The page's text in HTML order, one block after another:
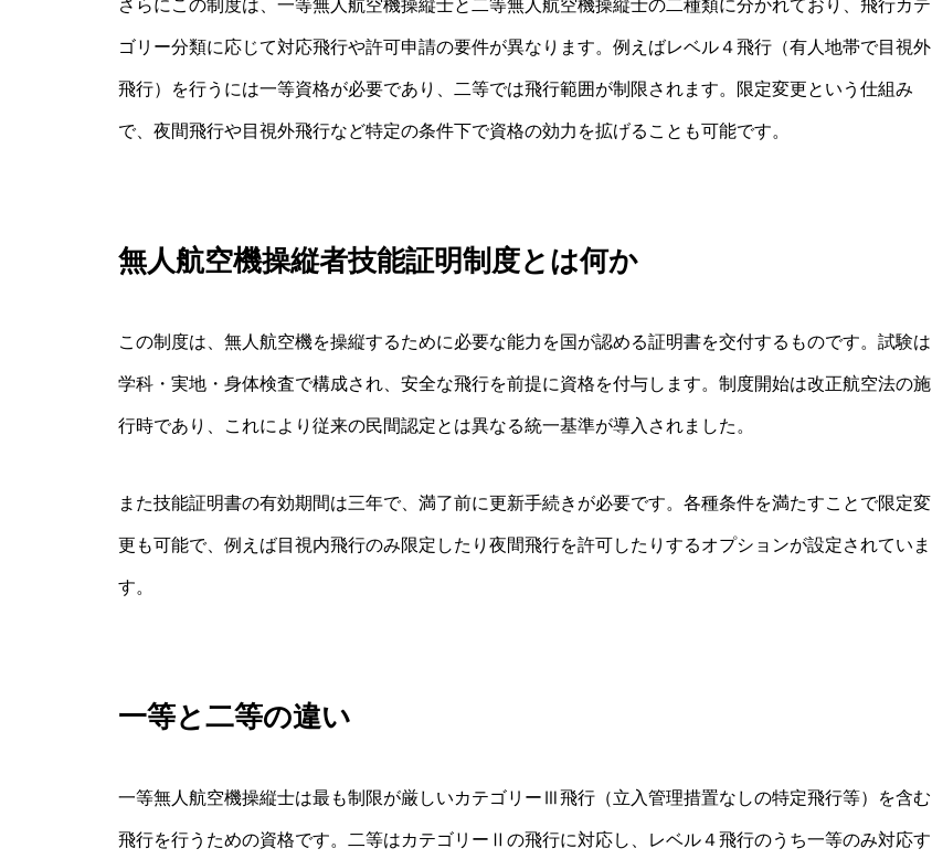
さらにこの制度は、一等無人航空機操縦士と二等無人航空機操縦士の二種類に分かれており、飛行カテ
ゴリー分類に応じて対応飛行や許可申請の要件が異なります。例えばレベル４飛行（有人地帯で目視外
飛行）を行うには一等資格が必要であり、二等では飛行範囲が制限されます。限定変更という仕組み
で、夜間飛行や目視外飛行など特定の条件下で資格の効力を拡げることも可能です。
無人航空機操縦者技能証明制度とは何か
この制度は、無人航空機を操縦するために必要な能力を国が認める証明書を交付するものです。試験は
学科・実地・身体検査で構成され、安全な飛行を前提に資格を付与します。制度開始は改正航空法の施
行時であり、これにより従来の民間認定とは異なる統一基準が導入されました。
また技能証明書の有効期間は三年で、満了前に更新手続きが必要です。各種条件を満たすことで限定変
更も可能で、例えば目視内飛行のみ限定したり夜間飛行を許可したりするオプションが設定されていま
す。
一等と二等の違い
一等無人航空機操縦士は最も制限が厳しいカテゴリーⅢ飛行（立入管理措置なしの特定飛行等）を含む
飛行を行うための資格です。二等はカテゴリーⅡの飛行に対応し、レベル４飛行のうち一等のみ対応す